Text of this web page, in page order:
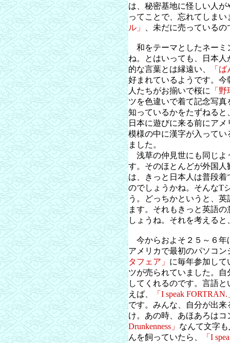
は、秘密基地に怪しい人
ってことで、忘れてしま
ル」
、未だに売っている
和をテーマとしたネーミ
ね。とはいっても、日本
的な言葉とは縁遠い、
「
好まれているようです。
人たちがお揃いで桜に 「
ツを色違いで着て記念写
知っているかをたずねると
日本に遊びに来る前にア
模様の中に漢字が入って
ました。
浅草の仲見世にも同じよ
す。そのほとんどが外国
は、きっと日本人は普段
のでしょうかね。そんなT
う。どっちかというと、
ます。それもきっと英語
しょうね。それを考える
今からおよそ２５～６年
アメリカで最初のパソコン
タフェア」 に毎年参加して
ツが売られていました。
してくれるのです。言語
えば、
「I speak FORTRAN.
です。みんな、自分が出
け。あの時、あほあろは
Drunkenness」 なんて文字
んを飼っていたら、
「I